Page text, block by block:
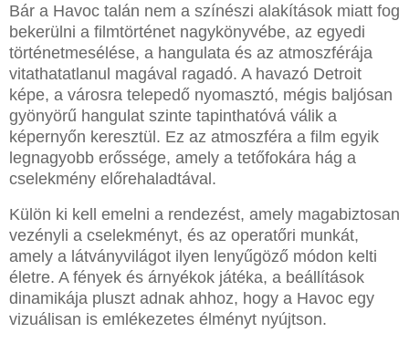
Bár a Havoc talán nem a színészi alakítások miatt fog
bekerülni a filmtörténet nagykönyvébe, az egyedi
történetmesélése, a hangulata és az atmoszférája
vitathatatlanul magával ragadó. A havazó Detroit
képe, a városra telepedő nyomasztó, mégis baljósan
gyönyörű hangulat szinte tapinthatóvá válik a
képernyőn keresztül. Ez az atmoszféra a film egyik
legnagyobb erőssége, amely a tetőfokára hág a
cselekmény előrehaladtával.
Külön ki kell emelni a rendezést, amely magabiztosan
vezényli a cselekményt, és az operatőri munkát,
amely a látványvilágot ilyen lenyűgöző módon kelti
életre. A fények és árnyékok játéka, a beállítások
dinamikája pluszt adnak ahhoz, hogy a Havoc egy
vizuálisan is emlékezetes élményt nyújtson.